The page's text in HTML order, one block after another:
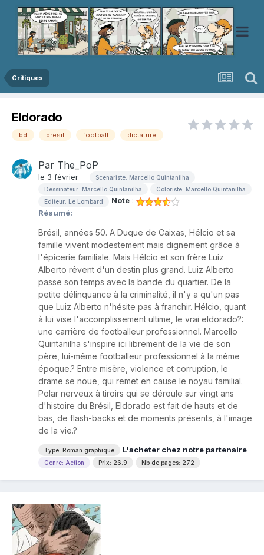
Critiques
Eldorado
bd bresil football dictature
Par The_PoP
le 3 février
Scenariste: Marcello Quintanilha
Dessinateur: Marcello Quintanilha
Coloriste: Marcello Quintanilha
Editeur: Le Lombard
Note :
Résumé:
Brésil, années 50. A Duque de Caixas, Hélcio et sa
famille vivent modestement mais dignement grâce à
l'épicerie familiale. Mais Hélcio et son frère Luiz
Alberto rêvent d'un destin plus grand. Luiz Alberto
passe son temps avec la bande du quartier. De la
petite délinquance à la criminalité, il n'y a qu'un pas
que Luiz Alberto n'hésite pas à franchir. Hélcio, quant
à lui vise l'accomplissement ultime, le vrai eldorado?:
une carrière de footballeur professionnel. Marcello
Quintanilha s'inspire ici librement de la vie de son
père, lui-même footballeur professionnel à la même
époque.? Entre misère, violence et corruption, le
drame se noue, qui remet en cause le noyau familial.
Polar nerveux à tiroirs qui se déroule sur vingt ans
d'histoire du Brésil, Eldorado est fait de hauts et de
bas, de flash-backs et de moments présents, à l'image
de la vie.?
Type: Roman graphique L'acheter chez notre partenaire
Genre: Action Prix: 26.9 Nb de pages: 272